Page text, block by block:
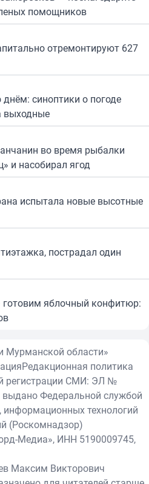
помощников
отремонтируют 627
синоптики о погоде
выходные
во время рыбалки
и насобирал ягод
испытала новые высотные
пострадал один
яблочный конфитюр:
Мурманской области»
Редакционная политика
регистрации СМИ: ЭЛ №
Федеральной службой
информационных технологий
(Роскомнадзор)
Медиа», ИНН 5190009745,
Максим Викторович